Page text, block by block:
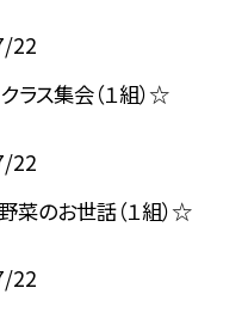
22
ラス集会（１組）☆
22
のお世話（１組）☆
22